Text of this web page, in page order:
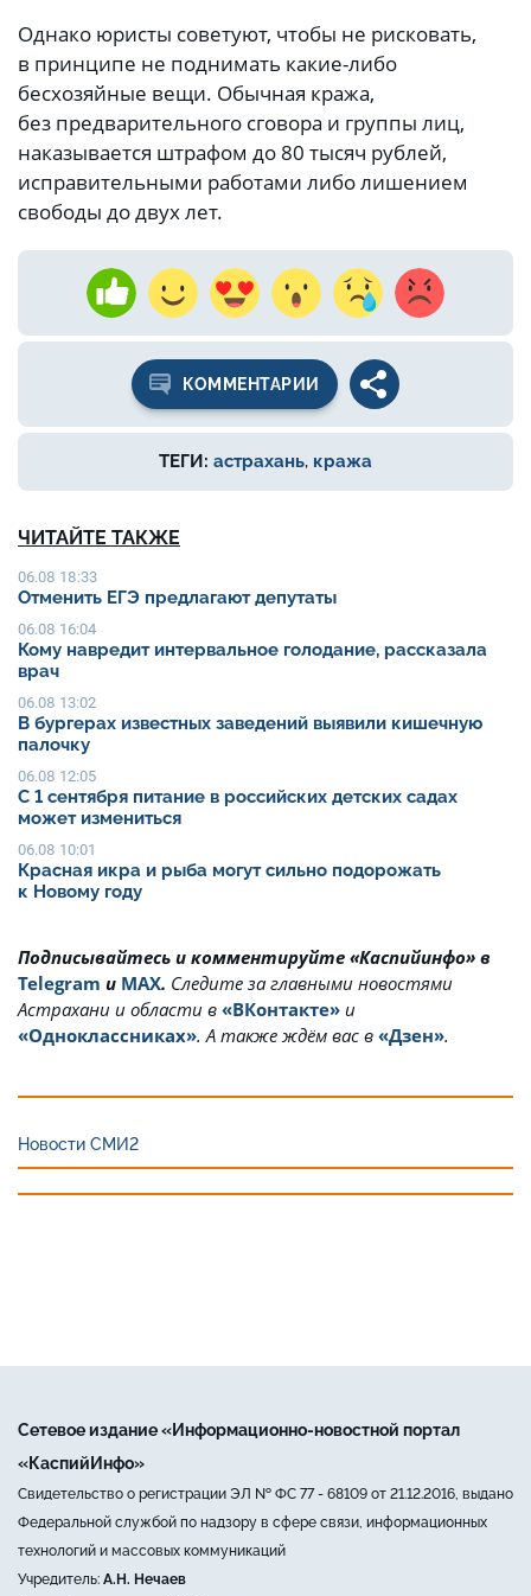
Однако юристы советуют, чтобы не рисковать,
в принципе не поднимать какие-либо
бесхозяйные вещи. Обычная кража,
без предварительного сговора и группы лиц,
наказывается штрафом до 80 тысяч рублей,
исправительными работами либо лишением
свободы до двух лет.
КОММЕНТАРИИ
ТЕГИ: астрахань, кража
ЧИТАЙТЕ ТАКЖЕ
06.08 18:33
Отменить ЕГЭ предлагают депутаты
06.08 16:04
Кому навредит интервальное голодание, рассказала
врач
06.08 13:02
В бургерах известных заведений выявили кишечную
палочку
06.08 12:05
С 1 сентября питание в российских детских садах
может измениться
06.08 10:01
Красная икра и рыба могут сильно подорожать
к Новому году
Подписывайтесь и комментируйте «Каспийинфо» в
Telegram и MAX. Cледите за главными новостями
Астрахани и области в «ВКонтакте» и
«Одноклассниках». А также ждём вас в «Дзен».
Новости СМИ2
Сетевое издание «Информационно-новостной портал
«КаспийИнфо»
Свидетельство о регистрации ЭЛ № ФС 77 - 68109 от 21.12.2016, выдано
Федеральной службой по надзору в сфере связи, информационных
технологий и массовых коммуникаций
Учредитель: А.Н. Нечаев